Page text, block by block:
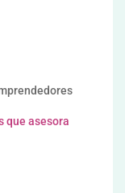
que asesora